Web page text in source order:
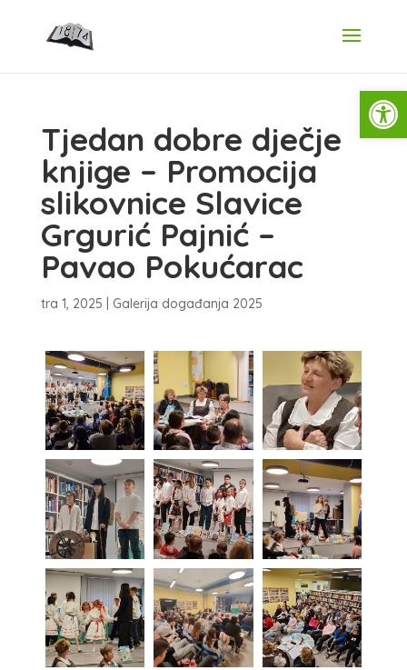
Tjedan dobre dječje
knjige – Promocija
slikovnice Slavice
Grgurić Pajnić –
Pavao Pokućarac
tra 1, 2025 Galerija događanja 2025